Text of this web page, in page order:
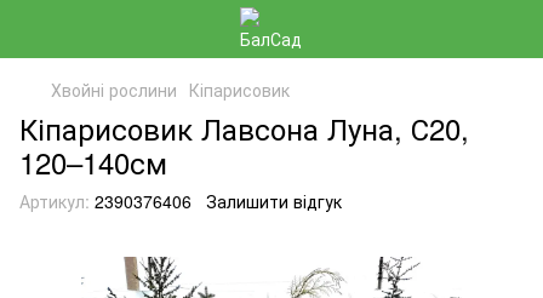
Хвойні рослини Кіпарисовик
Кіпарисовик Лавсона Луна, С20,
120–140см
Артикул: 2390376406 Залишити відгук